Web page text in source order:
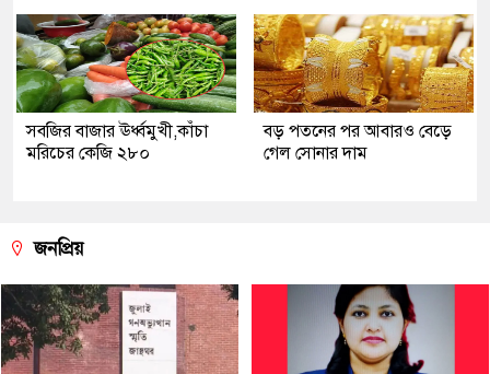
সবজির বাজার ঊর্ধ্বমুখী,কাঁচা
মরিচের কেজি ২৮০
বড় পতনের পর আবারও বেড়ে
গেল সোনার দাম
জনপ্রিয়